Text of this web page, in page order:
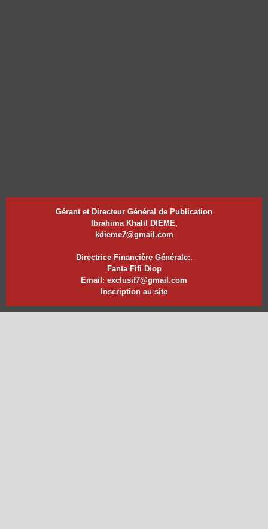
Gérant et Directeur Général de Publication
Ibrahima Khalil DIEME,
kdieme7@gmail.com
Directrice Financière Générale:.
Fanta Fifi Diop
Email: exclusif7@gmail.com
Inscription au site